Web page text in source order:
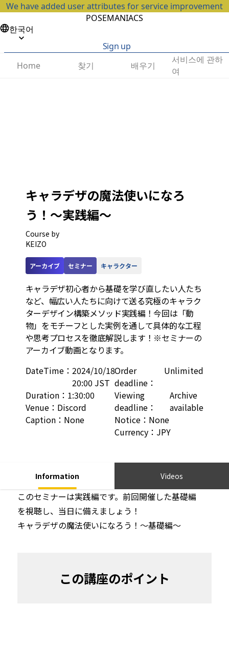
We have added user attributes for service improvement
POSEMANIACS
한국어
Sign up
Home
찾기 배우기
서비스에 관하
여
キャラデザの魔法使いになろ
う！〜実践編〜
Course by
KEIZO
アーカイブ セミナー キャラクター
キャラデザ初心者から基礎を学び直したい人たち
など、幅広い人たちに向けて送る究極のキャラク
ターデザイン構築メソッド実践編！今回は「動
物」をモチーフとした実例を通して具体的な工程
や思考プロセスを徹底解説します！※セミナーの
アーカイブ動画となります。
DateTime： 2024/10/18
20:00 JST
Duration： 1:30:00
Venue： Discord
Caption： None
Order
deadline：
Unlimited
Viewing
deadline：
Archive
available
Notice： None
Currency： JPY
Information Videos
このセミナーは実践編です。前回開催した基礎編
を視聴し、当日に備えましょう！
キャラデザの魔法使いになろう！〜基礎編〜
この講座のポイント